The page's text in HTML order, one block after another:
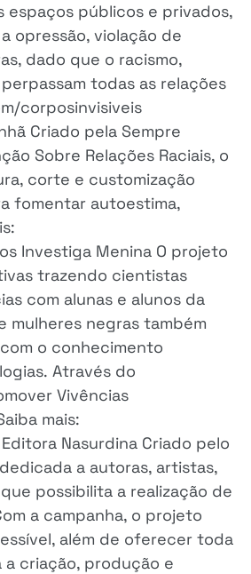
espaços públicos e privados,
opressão, violação de
dado que o racismo,
todas as relações
corposinvisiveis
Criado pela Sempre
Sobre Relações Raciais, o
corte e customização
fomentar autoestima,
Investiga Menina O projeto
trazendo cientistas
com alunas e alunos da
mulheres negras também
o conhecimento
Através do
Vivências
mais:
Nasurdina Criado pelo
a autoras, artistas,
possibilita a realização de
a campanha, o projeto
além de oferecer toda
criação, produção e